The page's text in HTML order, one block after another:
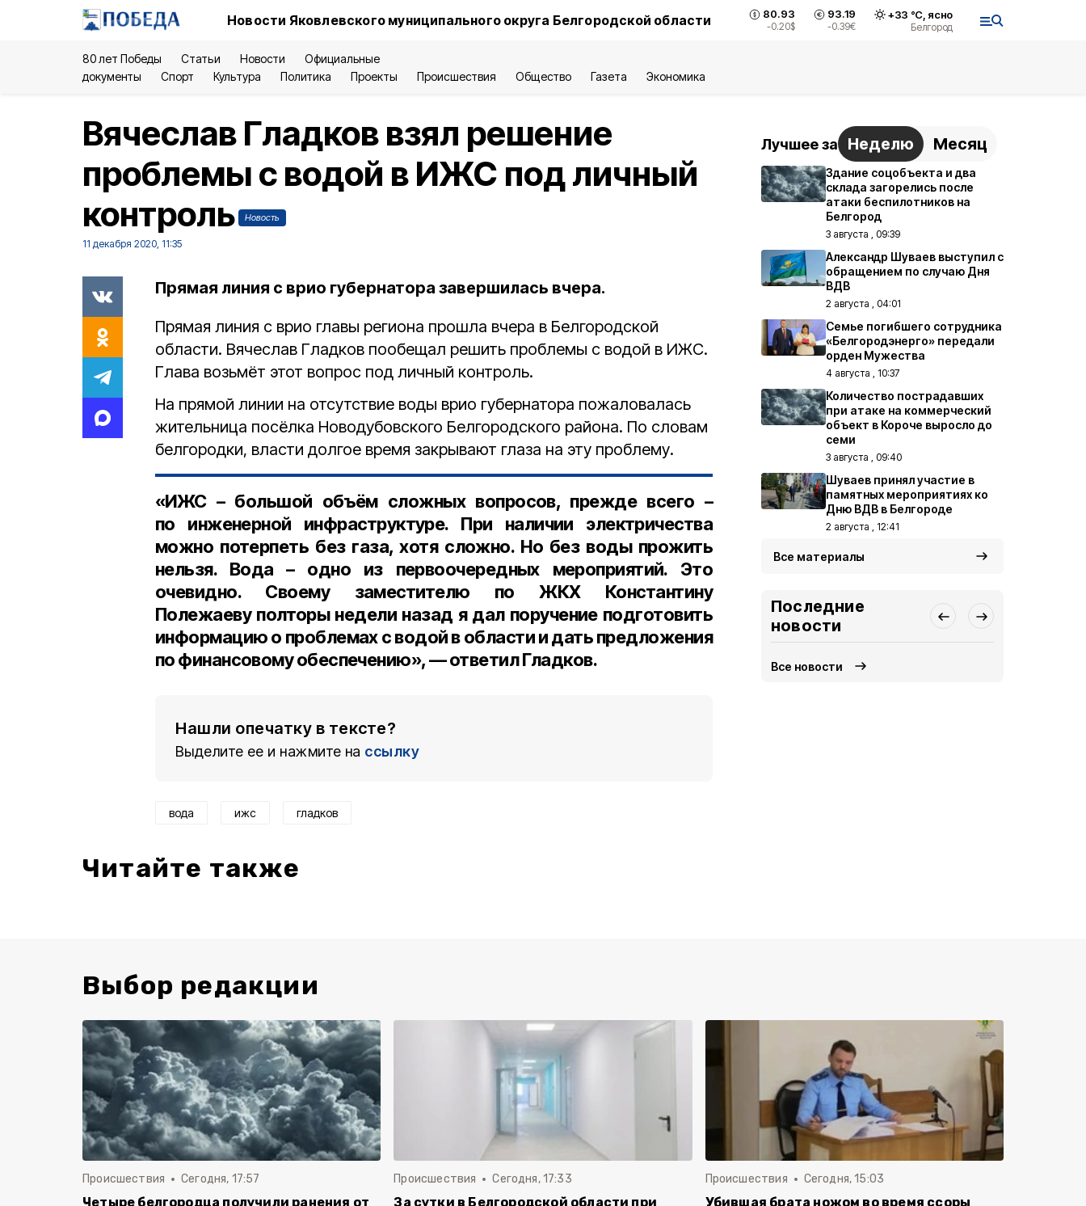
Новости Яковлевского муниципального округа Белгородской области 80.93
-0.20$
93.19
-0.39€
+33 °С, ясно
Белгород
80 лет Победы Статьи Новости
Официальные
документы
Спорт Культура Политика Проекты Происшествия Общество Газета Экономика
Вячеслав Гладков взял решение
проблемы с водой в ИЖС под личный
контроль
Новость
11 декабря 2020, 11:35
Прямая линия с врио губернатора завершилась вчера.
Прямая линия с врио главы региона прошла вчера в Белгородской
области. Вячеслав Гладков пообещал решить проблемы с водой в ИЖС.
Глава возьмёт этот вопрос под личный контроль.
На прямой линии на отсутствие воды врио губернатора пожаловалась
жительница посёлка Новодубовского Белгородского района. По словам
белгородки, власти долгое время закрывают глаза на эту проблему.
«ИЖС – большой объём сложных вопросов, прежде всего –
по инженерной инфраструктуре. При наличии электричества
можно потерпеть без газа, хотя сложно. Но без воды прожить
нельзя. Вода – одно из первоочередных мероприятий. Это
очевидно. Своему заместителю по ЖКХ Константину
Полежаеву полторы недели назад я дал поручение подготовить
информацию о проблемах с водой в области и дать предложения
по финансовому обеспечению», — ответил Гладков.
Нашли опечатку в тексте?
Выделите ее и нажмите на ссылку
вода ижс гладков
Читайте также
Лучшее за Неделю Месяц
Здание соцобъекта и два
склада загорелись после
атаки беспилотников на
Белгород
3 августа , 09:39
Александр Шуваев выступил с
обращением по случаю Дня
ВДВ
2 августа , 04:01
Семье погибшего сотрудника
«Белгородэнерго» передали
орден Мужества
4 августа , 10:37
Количество пострадавших
при атаке на коммерческий
объект в Короче выросло до
семи
3 августа , 09:40
Шуваев принял участие в
памятных мероприятиях ко
Дню ВДВ в Белгороде
2 августа , 12:41
Все материалы
Последние
новости
Все новости
Выбор редакции
Происшествия Сегодня, 17:57
Четыре белгородца получили ранения от
Происшествия Сегодня, 17:33
За сутки в Белгородской области при
Происшествия Сегодня, 15:03
Убившая брата ножом во время ссоры